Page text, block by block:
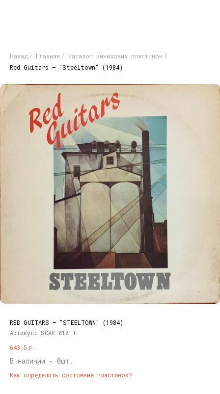
Назад / Главная / Каталог виниловых пластинок /
Red Guitars – "Steeltown" (1984)
RED GUITARS – "STEELTOWN" (1984)
Артикул: SCAR 010 T
643,5 р.
В наличии - 0шт.
Как определить состояние пластинок?